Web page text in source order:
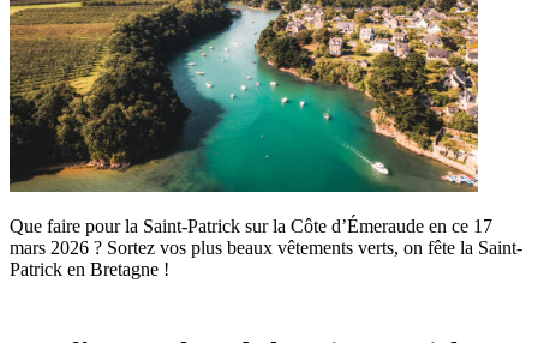
Que faire pour la Saint-Patrick sur la Côte d’Émeraude en ce 17
mars 2026 ? Sortez vos plus beaux vêtements verts, on fête la Saint-
Patrick en Bretagne !